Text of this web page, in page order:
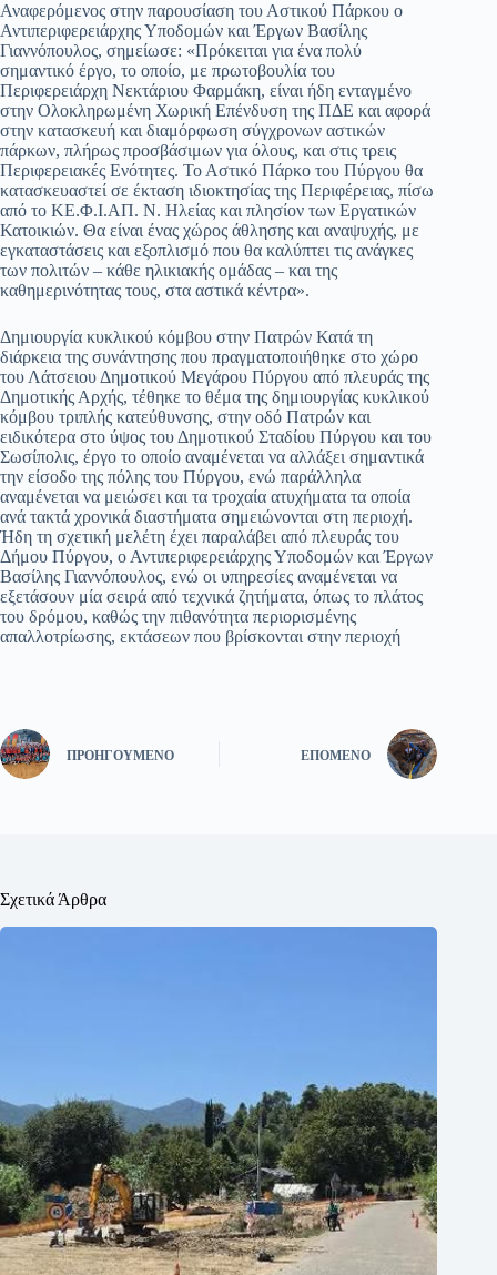
Αναφερόμενος στην παρουσίαση του Αστικού Πάρκου ο
Αντιπεριφερειάρχης Υποδομών και Έργων Βασίλης
Γιαννόπουλος, σημείωσε: «Πρόκειται για ένα πολύ
σημαντικό έργο, το οποίο, με πρωτοβουλία του
Περιφερειάρχη Νεκτάριου Φαρμάκη, είναι ήδη ενταγμένο
στην Ολοκληρωμένη Χωρική Επένδυση της ΠΔΕ και αφορά
στην κατασκευή και διαμόρφωση σύγχρονων αστικών
πάρκων, πλήρως προσβάσιμων για όλους, και στις τρεις
Περιφερειακές Ενότητες. Το Αστικό Πάρκο του Πύργου θα
κατασκευαστεί σε έκταση ιδιοκτησίας της Περιφέρειας, πίσω
από το ΚΕ.Φ.Ι.ΑΠ. Ν. Ηλείας και πλησίον των Εργατικών
Κατοικιών. Θα είναι ένας χώρος άθλησης και αναψυχής, με
εγκαταστάσεις και εξοπλισμό που θα καλύπτει τις ανάγκες
των πολιτών – κάθε ηλικιακής ομάδας – και της
καθημερινότητας τους, στα αστικά κέντρα».
Δημιουργία κυκλικού κόμβου στην Πατρών Κατά τη
διάρκεια της συνάντησης που πραγματοποιήθηκε στο χώρο
του Λάτσειου Δημοτικού Μεγάρου Πύργου από πλευράς της
Δημοτικής Αρχής, τέθηκε το θέμα της δημιουργίας κυκλικού
κόμβου τριπλής κατεύθυνσης, στην οδό Πατρών και
ειδικότερα στο ύψος του Δημοτικού Σταδίου Πύργου και του
Σωσίπολις, έργο το οποίο αναμένεται να αλλάξει σημαντικά
την είσοδο της πόλης του Πύργου, ενώ παράλληλα
αναμένεται να μειώσει και τα τροχαία ατυχήματα τα οποία
ανά τακτά χρονικά διαστήματα σημειώνονται στη περιοχή.
Ήδη τη σχετική μελέτη έχει παραλάβει από πλευράς του
Δήμου Πύργου, ο Αντιπεριφερειάρχης Υποδομών και Έργων
Βασίλης Γιαννόπουλος, ενώ οι υπηρεσίες αναμένεται να
εξετάσουν μία σειρά από τεχνικά ζητήματα, όπως το πλάτος
του δρόμου, καθώς την πιθανότητα περιορισμένης
απαλλοτρίωσης, εκτάσεων που βρίσκονται στην περιοχή
ΠΡΟΗΓΟΎΜΕΝΟ ΕΠΌΜΕΝΟ
Σχετικά Άρθρα